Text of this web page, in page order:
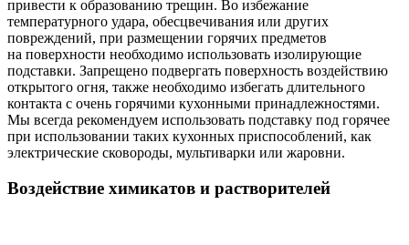
привести к образованию трещин. Во избежание
температурного удара, обесцвечивания или других
повреждений, при размещении горячих предметов
на поверхности необходимо использовать изолирующие
подставки. Запрещено подвергать поверхность воздействию
открытого огня, также необходимо избегать длительного
контакта с очень горячими кухонными принадлежностями.
Мы всегда рекомендуем использовать подставку под горячее
при использовании таких кухонных приспособлений, как
электрические сковороды, мультиварки или жаровни.
Воздействие химикатов и растворителей